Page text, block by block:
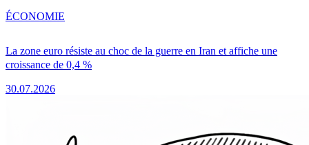
La zone euro résiste au choc de la guerre en Iran et affiche une
croissance de 0,4 %
30.07.2026
ÉCONOMIE